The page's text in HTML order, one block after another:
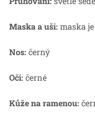
Maska a uši: maska
Nos: černý
Oči: černé
Kůže na ramenou: